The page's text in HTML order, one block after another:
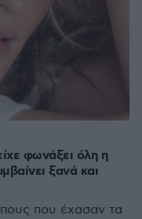
φωνάξει όλη η
ξανά και
που έχασαν τα